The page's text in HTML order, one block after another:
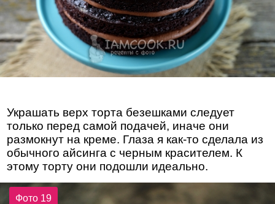
Украшать верх торта безешками следует
только перед самой подачей, иначе они
размокнут на креме. Глаза я как-то сделала из
обычного айсинга с черным красителем. К
этому торту они подошли идеально.
Фото 19